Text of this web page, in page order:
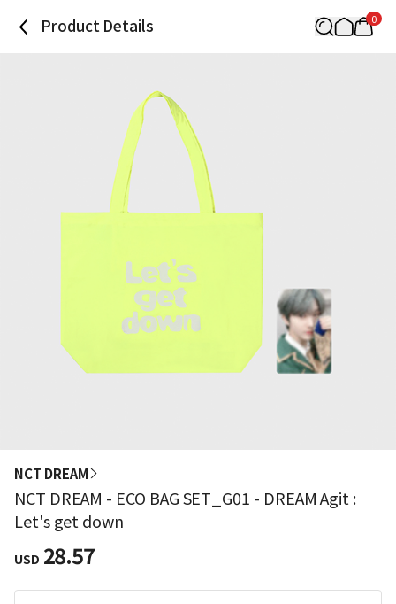
Product Details 0
NCT DREAM
NCT DREAM - ECO BAG SET_G01 - DREAM Agit :
Let's get down
USD 28.57